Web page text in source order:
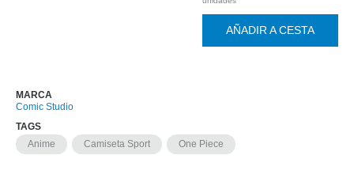
AÑADIR A CESTA
MARCA
Comic Studio
TAGS
Anime
Camiseta Sport One Piece